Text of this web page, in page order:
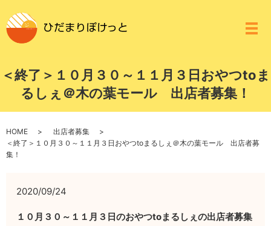
メ
＜終了＞１０月３０～１１月３日おやつtoま
るしぇ＠木の葉モール 出店者募集！
HOME
出店者募集
＜終了＞１０月３０～１１月３日おやつtoまるしぇ＠木の葉モール 出店者募
集！
2020/09/24
１０月３０～１１月３日のおやつtoまるしぇの出店者募集